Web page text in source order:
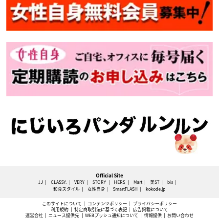
Official Site
JJ CLASSY. VERY STORY HERS Mart 美ST
bis
和食スタイル
女性自身 SmartFLASH kokode.jp
このサイトについて コンテンツポリシー
プライバシーポリシー
利用規約
特定商取引法に基づく表記
広告掲載について
運営会社
ニュース提供先 WEBプッシュ通知について 情報提供 お問い合わせ